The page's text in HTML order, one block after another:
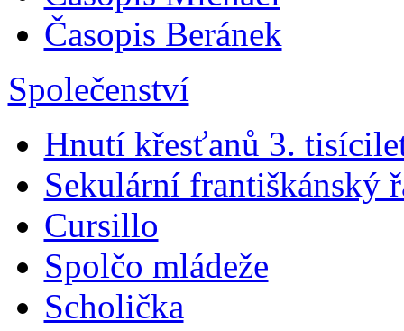
Časopis Beránek
Společenství
Hnutí křesťanů 3.
Sekulární františkánský
Cursillo
Spolčo mládeže
Scholička